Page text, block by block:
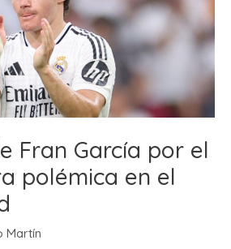
Fran García por el
polémica en el
Martín